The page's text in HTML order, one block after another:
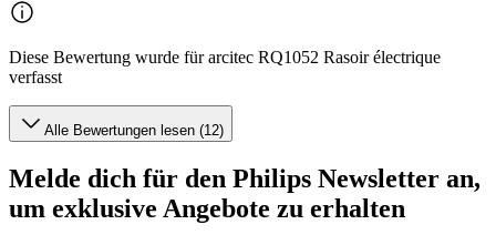
Diese Bewertung wurde für arcitec RQ1052 Rasoir électrique
verfasst
Alle Bewertungen lesen (12)
Melde dich für den Philips Newsletter an,
um exklusive Angebote zu erhalten